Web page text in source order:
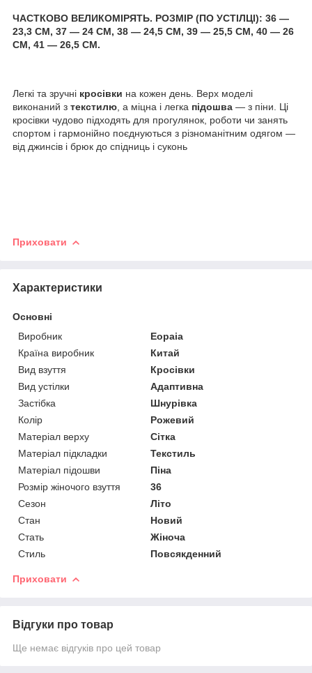
ЧАСТКОВО ВЕЛИКОМІРЯТЬ. РОЗМІР (ПО УСТІЛЦІ): 36 —
23,3 СМ, 37 — 24 СМ, 38 — 24,5 СМ, 39 — 25,5 СМ, 40 — 26
СМ, 41 — 26,5 СМ.
Легкі та зручні кросівки на кожен день. Верх моделі
виконаний з текстилю , а міцна і легка підошва — з піни. Ці
кросівки чудово підходять для прогулянок, роботи чи занять
спортом і гармонійно поєднуються з різноманітним одягом —
від джинсів і брюк до спідниць і суконь
Приховати
Характеристики
Основні
Виробник
Eopaia
Країна виробник
Китай
Вид взуття
Кросівки
Вид устілки
Адаптивна
Застібка
Шнурівка
Колір
Рожевий
Матеріал верху
Сітка
Матеріал підкладки
Текстиль
Матеріал підошви
Піна
Розмір жіночого взуття
36
Сезон
Літо
Стан
Новий
Стать
Жіноча
Стиль
Повсякденний
Приховати
Відгуки про товар
Ще немає відгуків про цей товар